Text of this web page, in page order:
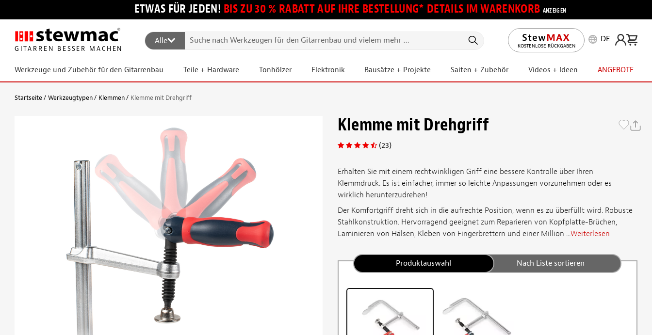
ETWAS FÜR JEDEN! BIS ZU 30 % RABATT AUF IHRE BESTELLUNG* DETAILS IM WARENKORB ANZEIGEN
GITARREN BESSER MACHEN
Alle
KOSTENLOSE RÜCKGABEN
DE
Werkzeuge und Zubehör für den Gitarrenbau Teile + Hardware Tonhölzer Elektronik Bausätze + Projekte Saiten + Zubehör Videos + Ideen ANGEBOTE
Startseite Werkzeugtypen Klemmen Klemme mit Drehgriff
Klemme mit Drehgriff
(23)
Erhalten Sie mit einem rechtwinkligen Griff eine bessere Kontrolle über Ihren
Klemmdruck. Es ist einfacher, immer so leichte Anpassungen vorzunehmen oder es
wirklich herunterzudrehen!
Der Komfortgriff dreht sich in die aufrechte Position, wenn es zu überfüllt wird. Robuste
Stahlkonstruktion. Hervorragend geeignet zum Reparieren von Kopfplatte-Brüchen,
Laminieren von Hälsen, Kleben von Fingerbrettern und einer Million ...Weiterlesen
Produktauswahl Nach Liste sortieren